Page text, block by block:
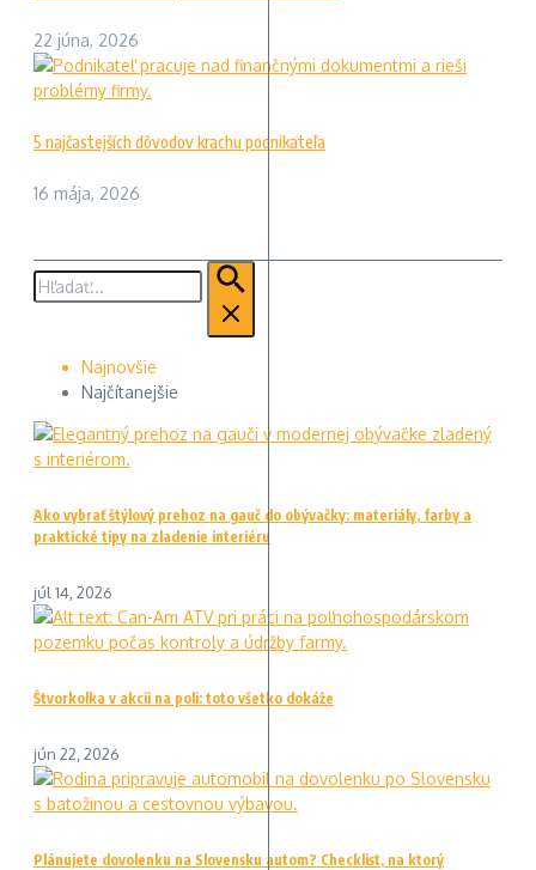
22 júna, 2026
5 najčastejších dôvodov krachu podnikateľa
16 mája, 2026
Hľadať:
Najnovšie
Najčítanejšie
Ako vybrať štýlový prehoz na gauč do obývačky: materiály, farby a
praktické tipy na zladenie interiéru
júl 14, 2026
Štvorkolka v akcii na poli: toto všetko dokáže
jún 22, 2026
Plánujete dovolenku na Slovensku autom? Checklist, na ktorý